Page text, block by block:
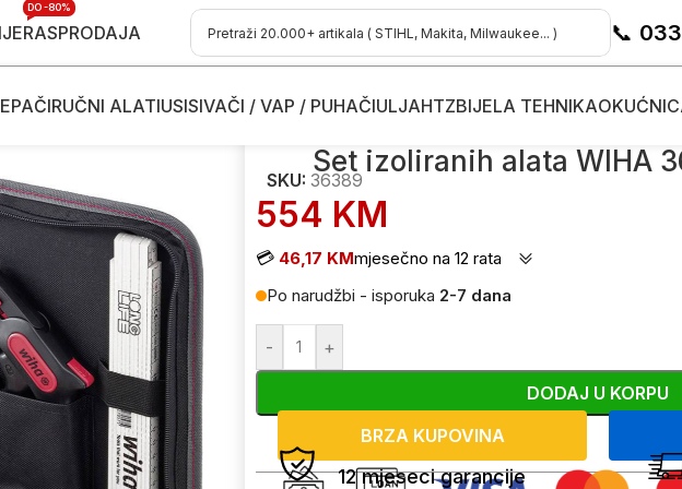
RASPRODAJA
DO -80%
📞
RUČNI ALATIUSISIVAČI / VAP / PUHAČIULJAHTZBIJELA TEHNIKA
alata WIHA 36389 12-dijelni
Set izoliranih alata WIHA
SKU: 36389
554 KM
💳 46,17 KMmjesečno na 12 rata
Po narudžbi - isporuka 2-7 dana
- +
DODAJ U KORPU
BRZA KUPOVINA
12 mjeseci garancije